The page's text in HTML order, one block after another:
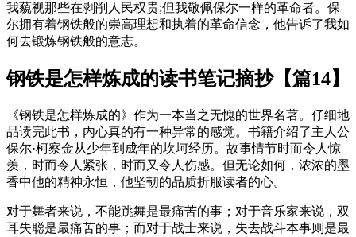
我藐视那些在剥削人民权贵;但我敬佩保尔一样的革命者。保
尔拥有着钢铁般的崇高理想和执着的革命信念，他告诉了我如
何去锻炼钢铁般的意志。
钢铁是怎样炼成的读书笔记摘抄【篇14】
《钢铁是怎样炼成的》作为一本当之无愧的世界名著。仔细地
品读完此书，内心真的有一种异常的感觉。书籍介绍了主人公
保尔·柯察金从少年到成年的坎坷经历。故事情节时而令人惊
羡，时而令人紧张，时而又令人伤感。但无论如何，浓浓的墨
香中他的精神永恒，他坚韧的品质折服读者的心。
对于舞者来说，不能跳舞是最痛苦的事；对于音乐家来说，双
耳失聪是最痛苦的事；而对于战士来说，失去战斗本事则是最